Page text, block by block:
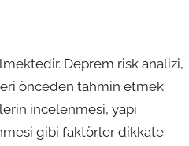
Deprem risk analizi,
önceden tahmin etmek
incelenmesi, yapı
gibi faktörler dikkate